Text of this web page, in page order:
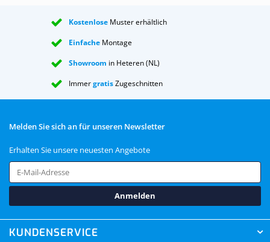
Kostenlose Muster erhältlich
Einfache Montage
Showroom in Heteren (NL)
ImmergratisZugeschnitten
Melden Sie sich an für unseren Newsletter
Erhalten Sie unsere neuesten Angebote
Anmelden
KUNDENSERVICE